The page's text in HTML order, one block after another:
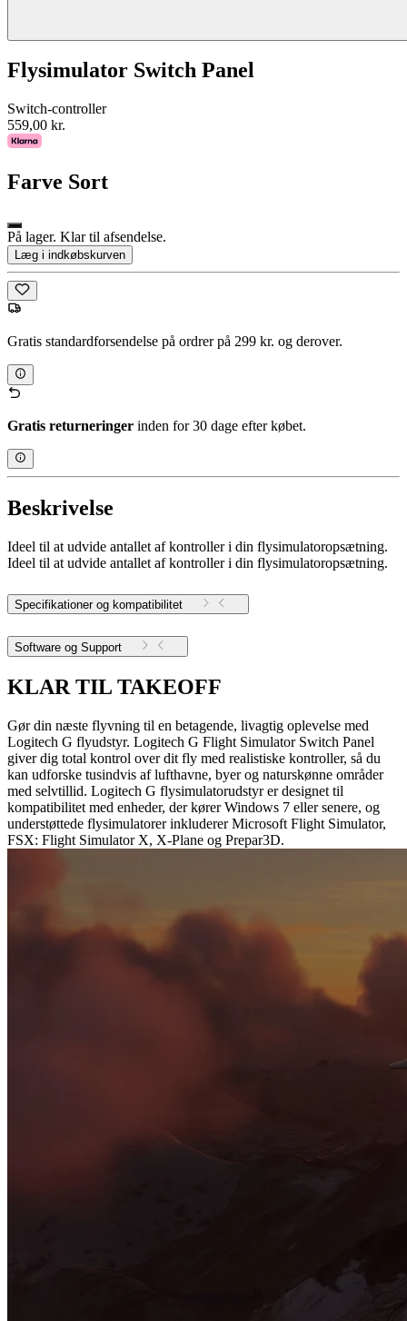
Flysimulator Switch Panel
Switch-controller
559,00 kr.
Farve Sort
På lager. Klar til afsendelse.
Læg i indkøbskurven
Gratis standardforsendelse på ordrer på 299 kr. og derover.
Gratis returneringer inden for 30 dage efter købet.
Beskrivelse
Ideel til at udvide antallet af kontroller i din flysimulatoropsætning.
Ideel til at udvide antallet af kontroller i din flysimulatoropsætning.
Specifikationer og kompatibilitet
Software og Support
KLAR TIL TAKEOFF
Gør din næste flyvning til en betagende, livagtig oplevelse med
Logitech G flyudstyr. Logitech G Flight Simulator Switch Panel
giver dig total kontrol over dit fly med realistiske kontroller, så du
kan udforske tusindvis af lufthavne, byer og naturskønne områder
med selvtillid. Logitech G flysimulatorudstyr er designet til
kompatibilitet med enheder, der kører Windows 7 eller senere, og
understøttede flysimulatorer inkluderer Microsoft Flight Simulator,
FSX: Flight Simulator X, X-Plane og Prepar3D.